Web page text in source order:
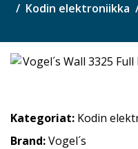
Kodin elektroniikka
Kategoriat: Kodin
Brand:Vogel´s